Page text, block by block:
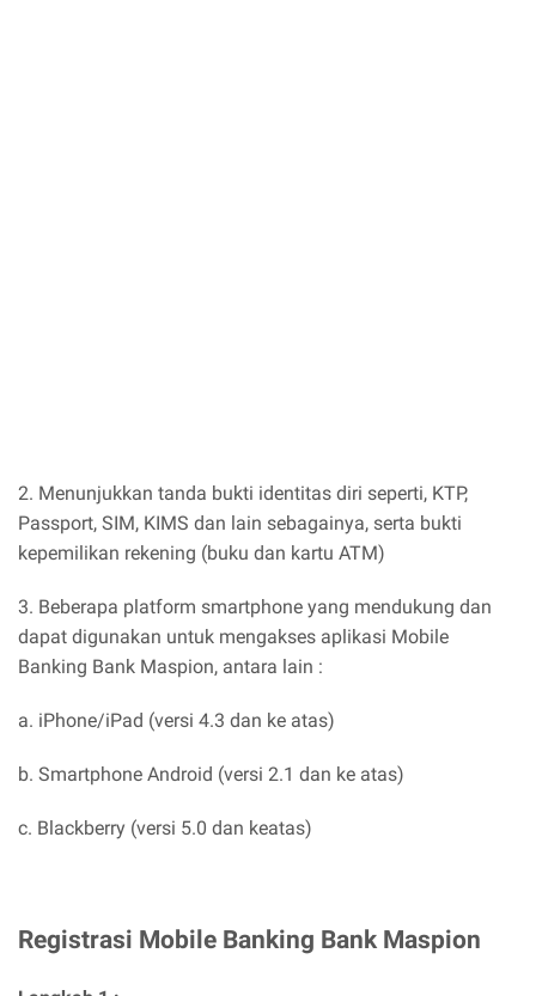
2. Menunjukkan tanda bukti identitas diri seperti, KTP,
Passport, SIM, KIMS dan lain sebagainya, serta bukti
kepemilikan rekening (buku dan kartu ATM)
3. Beberapa platform smartphone yang mendukung dan
dapat digunakan untuk mengakses aplikasi Mobile
Banking Bank Maspion, antara lain :
a. iPhone/iPad (versi 4.3 dan ke atas)
b. Smartphone Android (versi 2.1 dan ke atas)
c. Blackberry (versi 5.0 dan keatas)
Registrasi Mobile Banking Bank Maspion